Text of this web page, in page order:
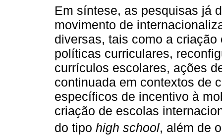
Em síntese, as pesquisas já
movimento de
diversas, tais como a
políticas curriculares,
currículos escolares, ações
continuada em contextos de
específicos de incentivo à
criação de escolas
do tipo high school, além de